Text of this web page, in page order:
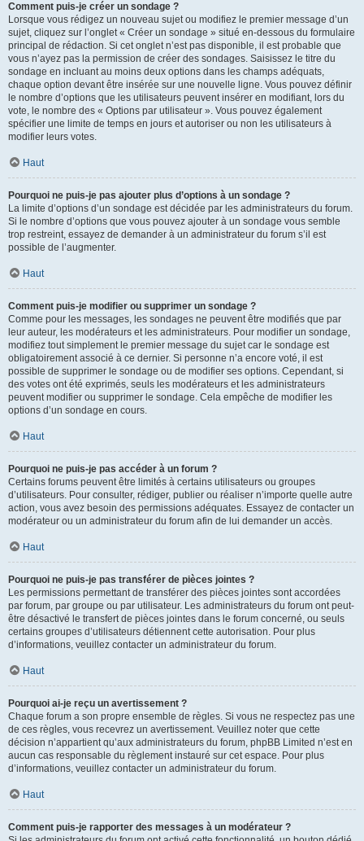
Comment puis-je créer un sondage ?
Lorsque vous rédigez un nouveau sujet ou modifiez le premier message d’un
sujet, cliquez sur l’onglet « Créer un sondage » situé en-dessous du formulaire
principal de rédaction. Si cet onglet n’est pas disponible, il est probable que
vous n’ayez pas la permission de créer des sondages. Saisissez le titre du
sondage en incluant au moins deux options dans les champs adéquats,
chaque option devant être insérée sur une nouvelle ligne. Vous pouvez définir
le nombre d’options que les utilisateurs peuvent insérer en modifiant, lors du
vote, le nombre des « Options par utilisateur ». Vous pouvez également
spécifier une limite de temps en jours et autoriser ou non les utilisateurs à
modifier leurs votes.
Haut
Pourquoi ne puis-je pas ajouter plus d’options à un sondage ?
La limite d’options d’un sondage est décidée par les administrateurs du forum.
Si le nombre d’options que vous pouvez ajouter à un sondage vous semble
trop restreint, essayez de demander à un administrateur du forum s’il est
possible de l’augmenter.
Haut
Comment puis-je modifier ou supprimer un sondage ?
Comme pour les messages, les sondages ne peuvent être modifiés que par
leur auteur, les modérateurs et les administrateurs. Pour modifier un sondage,
modifiez tout simplement le premier message du sujet car le sondage est
obligatoirement associé à ce dernier. Si personne n’a encore voté, il est
possible de supprimer le sondage ou de modifier ses options. Cependant, si
des votes ont été exprimés, seuls les modérateurs et les administrateurs
peuvent modifier ou supprimer le sondage. Cela empêche de modifier les
options d’un sondage en cours.
Haut
Pourquoi ne puis-je pas accéder à un forum ?
Certains forums peuvent être limités à certains utilisateurs ou groupes
d’utilisateurs. Pour consulter, rédiger, publier ou réaliser n’importe quelle autre
action, vous avez besoin des permissions adéquates. Essayez de contacter un
modérateur ou un administrateur du forum afin de lui demander un accès.
Haut
Pourquoi ne puis-je pas transférer de pièces jointes ?
Les permissions permettant de transférer des pièces jointes sont accordées
par forum, par groupe ou par utilisateur. Les administrateurs du forum ont peut-
être désactivé le transfert de pièces jointes dans le forum concerné, ou seuls
certains groupes d’utilisateurs détiennent cette autorisation. Pour plus
d’informations, veuillez contacter un administrateur du forum.
Haut
Pourquoi ai-je reçu un avertissement ?
Chaque forum a son propre ensemble de règles. Si vous ne respectez pas une
de ces règles, vous recevrez un avertissement. Veuillez noter que cette
décision n’appartient qu’aux administrateurs du forum, phpBB Limited n’est en
aucun cas responsable du règlement instauré sur cet espace. Pour plus
d’informations, veuillez contacter un administrateur du forum.
Haut
Comment puis-je rapporter des messages à un modérateur ?